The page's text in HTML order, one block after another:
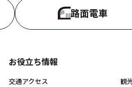
路面電車
お役立ち情報
交通アクセス
観